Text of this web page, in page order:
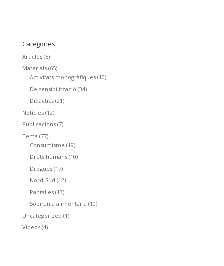
Categories
Articles(5)
Materials(65)
Activitats monogràfiques(10)
De sensibilització (34)
Didàctics(21)
Notícies(12)
Publicacions(7)
Tema (77)
Consumisme (19)
Drets humans(10)
Drogues(17)
Nord-Sud (12)
Pantalles(13)
Sobirania alimentària (10)
Uncategorized (1)
Vídeos(4)